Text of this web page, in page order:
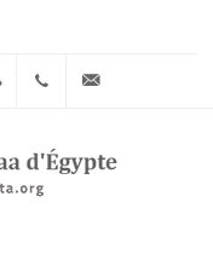
Soundcloud+20 2 25970400